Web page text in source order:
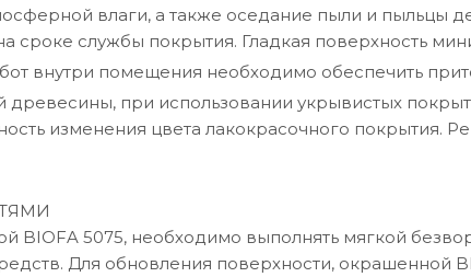
влаги, а также оседание пыли и пыльцы
сроке службы покрытия. Гладкая поверхность
внутри помещения необходимо обеспечить
при использовании укрывистых
изменения цвета лакокрасочного покрытия.
BIOFA 5075, необходимо выполнять мягкой
Для обновления поверхности, окрашенной